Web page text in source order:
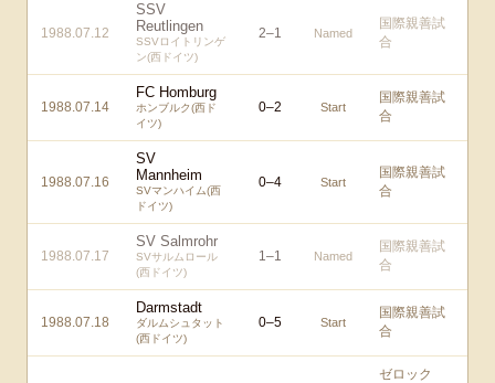
1988.07.12
SSV
Reutlingen
SSVロイトリンゲ
ン(西ドイツ)
2–1 Named
国際親善試
合
1988.07.14
FC Homburg
ホンブルク(西ド
イツ)
0–2 Start
国際親善試
合
1988.07.16
SV
Mannheim
SVマンハイム(西
ドイツ)
0–4 Start
国際親善試
合
1988.07.17
SV Salmrohr
SVサルムロール
(西ドイツ)
1–1 Named
国際親善試
合
1988.07.18
Darmstadt
ダルムシュタット
(西ドイツ)
0–5 Start
国際親善試
合
ゼロック